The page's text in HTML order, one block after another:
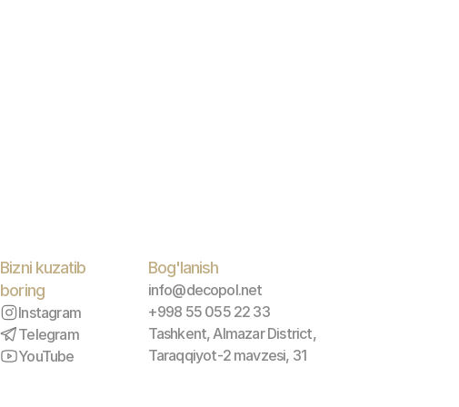
Bizni kuzatib
boring
Instagram
Telegram
YouTube
Bog'lanish
info@decopol.net
+998 55 055 22 33
Tashkent, Almazar District,
Taraqqiyot-2 mavzesi, 31